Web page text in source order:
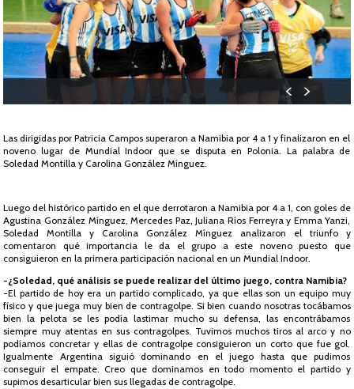
Las dirigidas por Patricia Campos superaron a Namibia por 4 a 1 y finalizaron en el
noveno lugar de Mundial Indoor que se disputa en Polonia. La palabra de
Soledad Montilla y Carolina González Mínguez.
Luego del histórico partido en el que derrotaron a Namibia por 4 a 1, con goles de
Agustina González Mínguez, Mercedes Paz, Juliana Ríos Ferreyra y Emma Yanzi,
Soledad Montilla y Carolina González Mínguez analizaron el triunfo y
comentaron qué importancia le da el grupo a este noveno puesto que
consiguieron en la primera participación nacional en un Mundial Indoor.
-¿Soledad, qué análisis se puede realizar del último juego, contra Namibia?
-El partido de hoy era un partido complicado, ya que ellas son un equipo muy
físico y que juega muy bien de contragolpe. Si bien cuando nosotras tocábamos
bien la pelota se les podía lastimar mucho su defensa, las encontrábamos
siempre muy atentas en sus contragolpes. Tuvimos muchos tiros al arco y no
podíamos concretar y ellas de contragolpe consiguieron un corto que fue gol.
Igualmente Argentina siguió dominando en el juego hasta que pudimos
conseguir el empate. Creo que dominamos en todo momento el partido y
supimos desarticular bien sus llegadas de contragolpe.